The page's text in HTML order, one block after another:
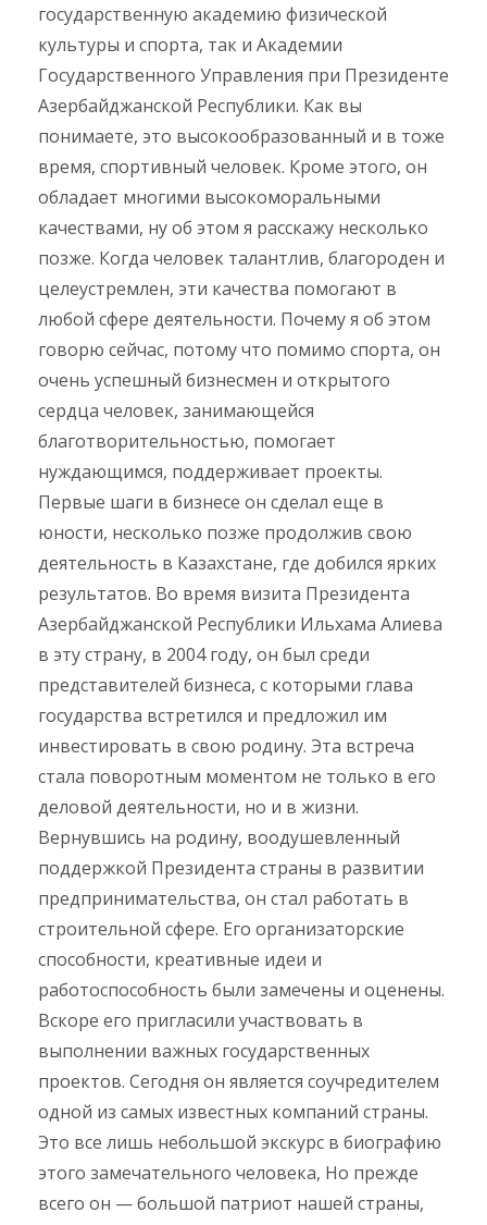
государственную академию физической
культуры и спорта, так и Академии
Государственного Управления при Президенте
Азербайджанской Республики. Как вы
понимаете, это высокообразованный и в тоже
время, спортивный человек. Кроме этого, он
обладает многими высокоморальными
качествами, ну об этом я расскажу несколько
позже. Когда человек талантлив, благороден и
целеустремлен, эти качества помогают в
любой сфере деятельности. Почему я об этом
говорю сейчас, потому что помимо спорта, он
очень успешный бизнесмен и открытого
сердца человек, занимающейся
благотворительностью, помогает
нуждающимся, поддерживает проекты.
Первые шаги в бизнесе он сделал еще в
юности, несколько позже продолжив свою
деятельность в Казахстане, где добился ярких
результатов. Во время визита Президента
Азербайджанской Республики Ильхама Алиева
в эту страну, в 2004 году, он был среди
представителей бизнеса, с которыми глава
государства встретился и предложил им
инвестировать в свою родину. Эта встреча
стала поворотным моментом не только в его
деловой деятельности, но и в жизни.
Вернувшись на родину, воодушевленный
поддержкой Президента страны в развитии
предпринимательства, он стал работать в
строительной сфере. Его организаторские
способности, креативные идеи и
работоспособность были замечены и оценены.
Вскоре его пригласили участвовать в
выполнении важных государственных
проектов. Сегодня он является соучредителем
одной из самых известных компаний страны.
Это все лишь небольшой экскурс в биографию
этого замечательного человека, Но прежде
всего он — большой патриот нашей страны,